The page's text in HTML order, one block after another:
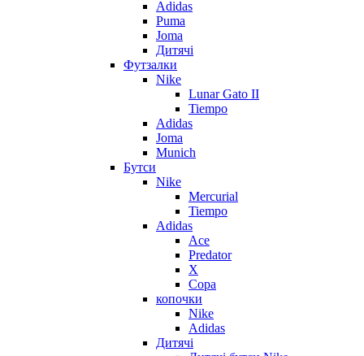
Adidas
Puma
Joma
Дитячі
Футзалки
Nike
Lunar Gato II
Tiempo
Adidas
Joma
Munich
Бутси
Nike
Mercurial
Tiempo
Adidas
Ace
Predator
X
Copa
копочки
Nike
Adidas
Дитячі